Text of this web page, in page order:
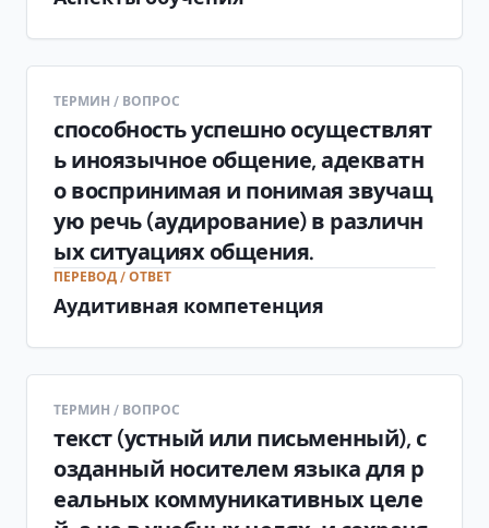
ТЕРМИН / ВОПРОС
способность успешно осуществлят
ь иноязычное общение, адекватн
о воспринимая и понимая звучащ
ую речь (аудирование) в различн
ых ситуациях общения.
ПЕРЕВОД / ОТВЕТ
Аудитивная компетенция
ТЕРМИН / ВОПРОС
текст (устный или письменный), с
озданный носителем языка для р
еальных коммуникативных целе